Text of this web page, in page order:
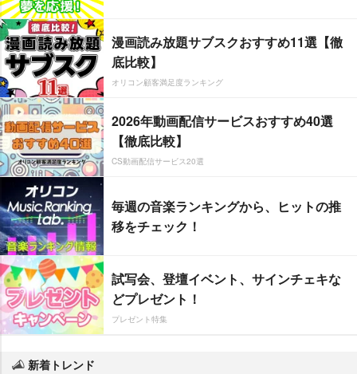
漫画読み放題サブスクおすすめ11選【徹
底比較】
オリコン顧客満足度ランキング
2026年動画配信サービスおすすめ40選
【徹底比較】
CS動画配信サービス20選
毎週の音楽ランキングから、ヒットの推
移をチェック！
試写会、登壇イベント、サインチェキな
どプレゼント！
プレゼント特集
新着トレンド